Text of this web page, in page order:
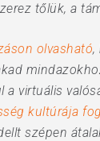
tőlük, a
olvasható,
virtuális
kultúrája
szépen